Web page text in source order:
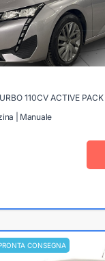
110CV ACTIVE PACK
| Manuale
CONSEGNA